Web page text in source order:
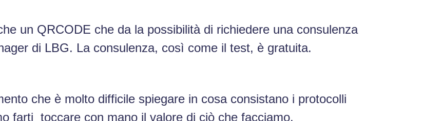
un QRCODE che da la possibilità di richiedere una consulenza
di LBG. La consulenza, così come il test, è gratuita.
che è molto difficile spiegare in cosa consistano i protocolli
farti toccare con mano il valore di ciò che facciamo.